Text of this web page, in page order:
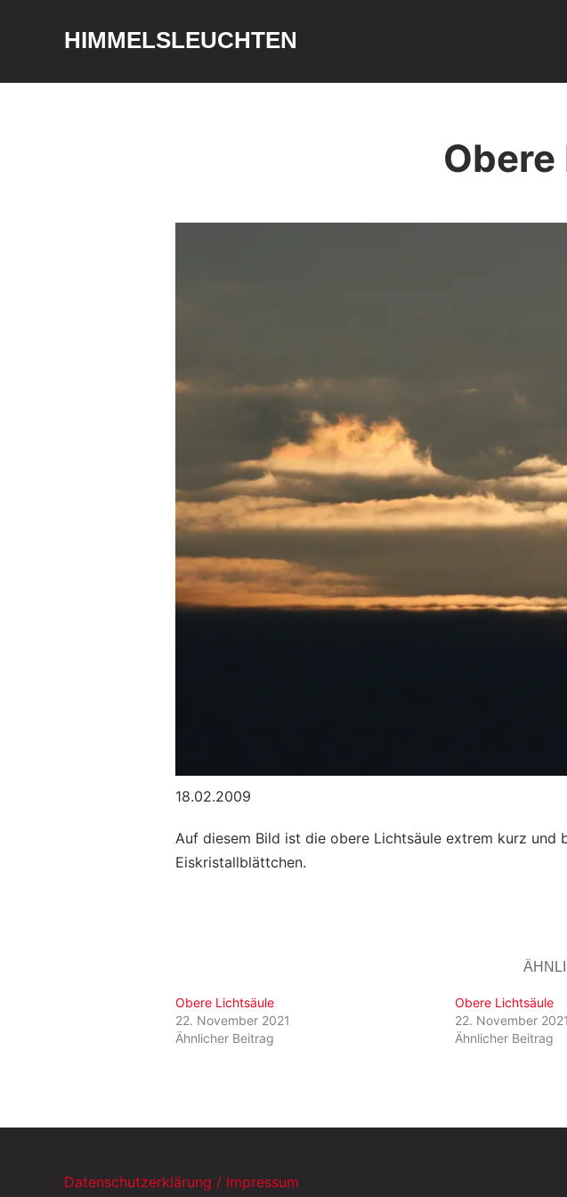
HIMMELSLEUCHTEN
18.02.2009
Auf diesem Bild ist die obere Lichtsäule extrem kurz
Eiskristallblättchen.
Obere Lichtsäule
22. November 2021
Ähnlicher Beitrag
Obere Lichtsäule
22. November 2021
Ähnlicher Beitrag
Datenschutzerklärung / Impressum